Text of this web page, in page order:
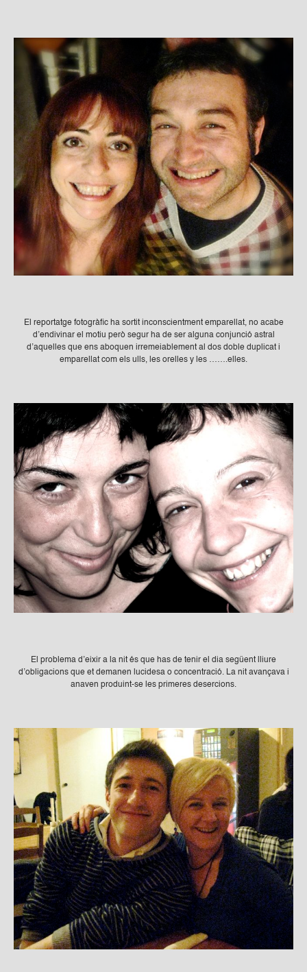
El reportatge fotogràfic ha sortit inconscientment emparellat, no acabe
d’endivinar el motiu però segur ha de ser alguna conjunció astral
d’aquelles que ens aboquen irremeiablement al dos doble duplicat i
emparellat com els ulls, les orelles y les …….elles.
El problema d’eixir a la nit és que has de tenir el dia següent lliure
d’obligacions que et demanen lucidesa o concentració. La nit avançava i
anaven produint-se les primeres desercions.